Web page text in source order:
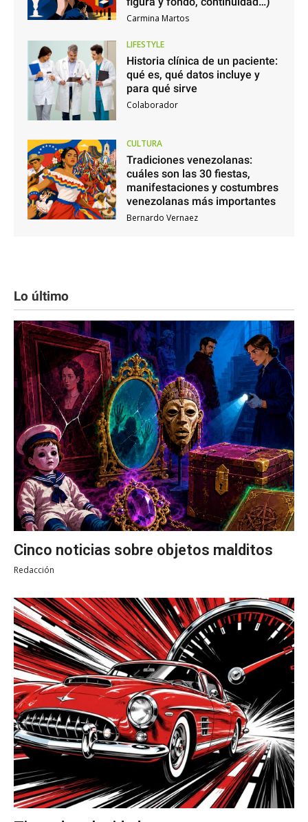
Carmina Martos
LIFESTYLE
Historia clínica de un paciente:
qué es, qué datos incluye y
para qué sirve
Colaborador
CULTURA
Tradiciones venezolanas:
cuáles son las 30 fiestas,
manifestaciones y costumbres
venezolanas más importantes
Bernardo Vernaez
Lo último
Cinco noticias sobre objetos malditos
Redacción